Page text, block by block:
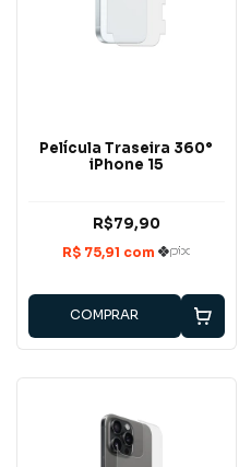
Película Traseira 360°
iPhone 15
R$79,90
COMPRAR